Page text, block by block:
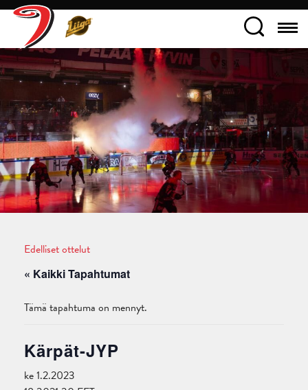
Edelliset ottelut
« Kaikki Tapahtumat
Tämä tapahtuma on mennyt.
Kärpät-JYP
ke 1.2.2023